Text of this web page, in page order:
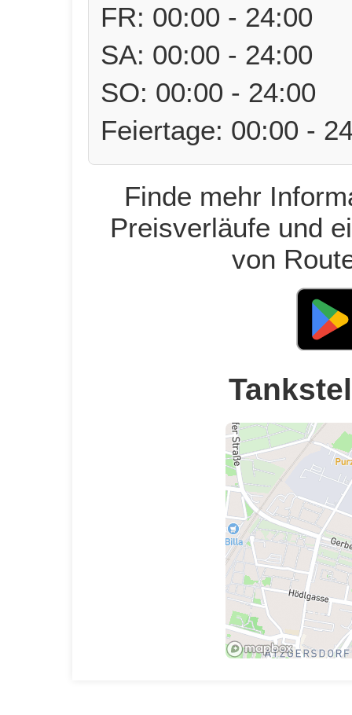
FR: 00:00 - 24:00
SA: 00:00 - 24:00
SO: 00:00 - 24:00
Feiertage: 00:00 -
Finde mehr
Preisverläufe und
von